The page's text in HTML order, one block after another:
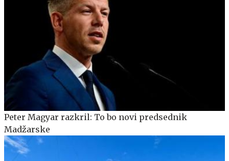
Peter Magyar razkril: To bo novi predsednik
Madžarske